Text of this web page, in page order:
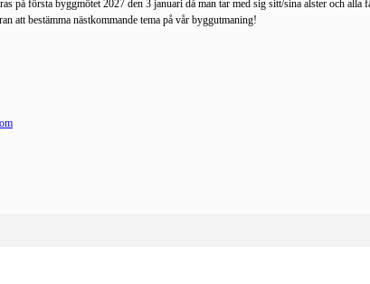
på första byggmötet 2027 den 3 januari då man tar med sig sitt/sina alster och alla
att bestämma nästkommande tema på vår byggutmaning!